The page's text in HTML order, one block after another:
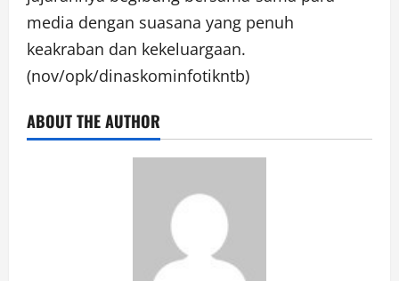
media dengan suasana yang penuh
keakraban dan kekeluargaan.
(nov/opk/dinaskominfotikntb)
ABOUT THE AUTHOR